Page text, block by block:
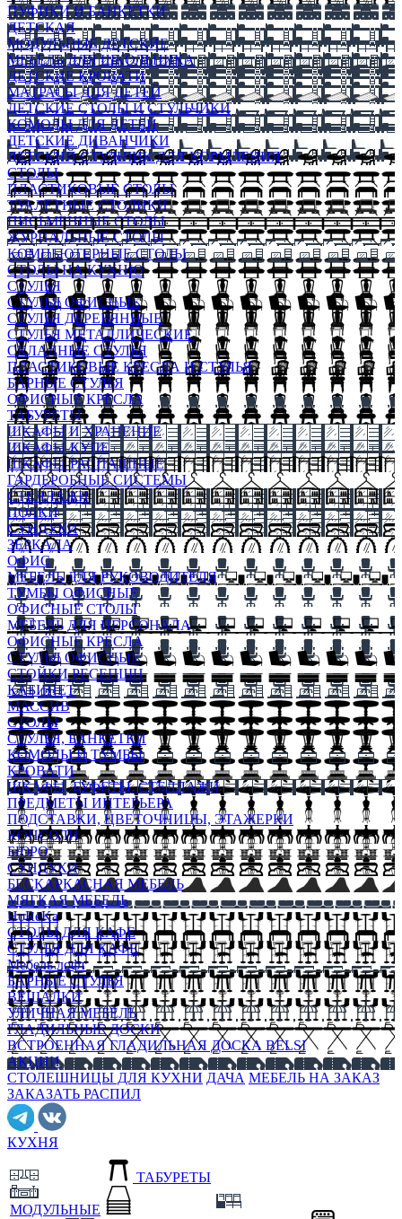
ПУФИКИ И БАНКЕТКИ
ДЕТСКАЯ
МОДУЛЬНЫЕ ДЕТСКИЕ
МЕБЕЛЬ ДЛЯ ШКОЛЬНИКА
ДЕТСКИЕ КРОВАТИ
МАТРАСЫ ДЛЯ ДЕТЕЙ
ДЕТСКИЕ СТОЛЫ И СТУЛЬЧИКИ
КОМОДЫ ДЛЯ ДЕТЕЙ
ДЕТСКИЕ ДИВАНЧИКИ
ДЕТСКИЙ СТУЛЬЧИК ДЛЯ КОРМЛЕНИЯ
СТОЛЫ
ПЛАСТИКОВЫЕ СТОЛЫ
ТУАЛЕТНЫЕ СТОЛИКИ
ПИСЬМЕННЫЕ СТОЛЫ
ЖУРНАЛЬНЫЕ СТОЛЫ
КОМПЬЮТЕРНЫЕ СТОЛЫ
СТОЛЫ НА КУХНЮ
СТУЛЬЯ
СТУЛЬЯ ОФИСНЫЕ
СТУЛЬЯ ДЕРЕВЯННЫЕ
СТУЛЬЯ МЕТАЛЛИЧЕСКИЕ
СКЛАДНЫЕ СТУЛЬЯ
ПЛАСТИКОВЫЕ КРЕСЛА И СТУЛЬЯ
БАРНЫЕ СТУЛЬЯ
ОФИСНЫЕ КРЕСЛА
ТАБУРЕТЫ
ШКАФЫ И ХРАНЕНИЕ
ШКАФЫ-КУПЕ
ШКАФЫ-РАСПАШНЫЕ
ГАРДЕРОБНЫЕ СИСТЕМЫ
СТЕЛЛАЖИ
ПОЛКИ
СУНДУКИ
ЗЕРКАЛА
ОФИС
МЕБЕЛЬ ДЛЯ РУКОВОДИТЕЛЯ
ТУМБЫ ОФИСНЫЕ
ОФИСНЫЕ СТОЛЫ
МЕБЕЛЬ ДЛЯ ПЕРСОНАЛА
ОФИСНЫЕ КРЕСЛА
СТУЛЬЯ ОФИСНЫЕ
СТОЙКИ РЕСЕПШН
КАБИНЕТ
МАССИВ
СТОЛЫ
СТУЛЬЯ, БАНКЕТКИ
КОМОДЫ И ТУМБЫ
КРОВАТИ
ШКАФЫ, БУФЕТЫ, СТЕЛЛАЖИ
ПРЕДМЕТЫ ИНТЕРЬЕРА
ПОДСТАВКИ, ЦВЕТОЧНИЦЫ, ЭТАЖЕРКИ
КОНСОЛИ
БЮРО
СУНДУКИ
БЕСКАРКАСНАЯ МЕБЕЛЬ
МЯГКАЯ МЕБЕЛЬ
HoReKa
СТОЛЫ ДЛЯ КАФЕ
СТУЛЬЯ ДЛЯ КАФЕ
Мебель лофт
БАРНЫЕ СТУЛЬЯ
ВЕШАЛКИ
УЛИЧНАЯ МЕБЕЛЬ
ГЛАДИЛЬНЫЕ ДОСКИ
ВСТРОЕННАЯ ГЛАДИЛЬНАЯ ДОСКА BELSI
АКЦИИ
СТОЛЕШНИЦЫ ДЛЯ КУХНИ ДАЧА МЕБЕЛЬ НА ЗАКАЗ
ЗАКАЗАТЬ РАСПИЛ
КУХНЯ
МОДУЛЬНЫЕ
ТАБУРЕТЫ